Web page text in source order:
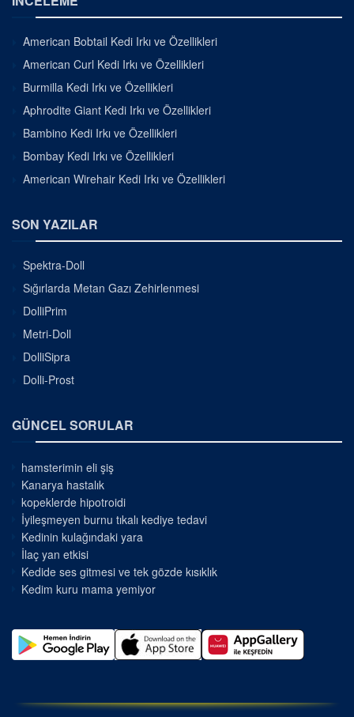
American Bobtail Kedi Irkı ve Özellikleri
American Curl Kedi Irkı ve Özellikleri
Burmilla Kedi Irkı ve Özellikleri
Aphrodite Giant Kedi Irkı ve Özellikleri
Bambino Kedi Irkı ve Özellikleri
Bombay Kedi Irkı ve Özellikleri
American Wirehair Kedi Irkı ve Özellikleri
SON YAZILAR
Spektra-Doll
Sığırlarda Metan Gazı Zehirlenmesi
DolliPrim
Metri-Doll
DolliSipra
Dolli-Prost
GÜNCEL SORULAR
hamsterimin eli şiş
Kanarya hastalık
kopeklerde hipotroidi
İyileşmeyen burnu tıkalı kediye tedavi
Kedinin kulağındaki yara
İlaç yan etkisi
Kedide ses gitmesi ve tek gözde kısıklık
Kedim kuru mama yemiyor